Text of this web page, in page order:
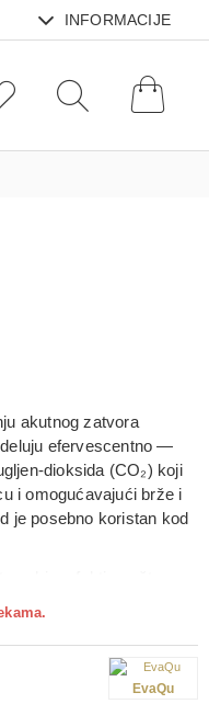
INFORMACIJE
akutnog zatvora
efervescentno —
(CO₂) koji
i omogućavajući brže i
je posebno koristan kod
efektima, što
situacije kada je crevna
promena u telu.
nakon pražnjenjaEvaQu